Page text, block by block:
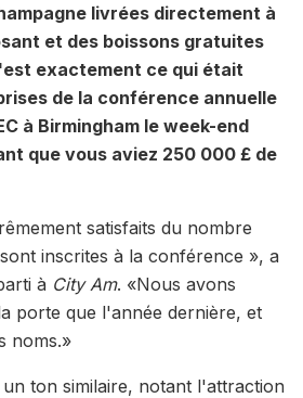
livrées directement à
et des boissons gratuites
exactement ce qui était
de la conférence annuelle
à Birmingham le week-end
que vous aviez 250 000 £ de
satisfaits du nombre
inscrites à la conférence », a
à City Am. «Nous avons
porte que l'année dernière, et
noms.»
ton similaire, notant l'attraction